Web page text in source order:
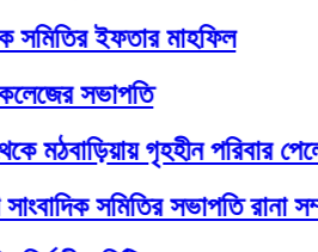
ইফতার মাহফিল
সভাপতি
গৃহহীন পরিবার পেলেন ঘর
সমিতির সভাপতি রানা